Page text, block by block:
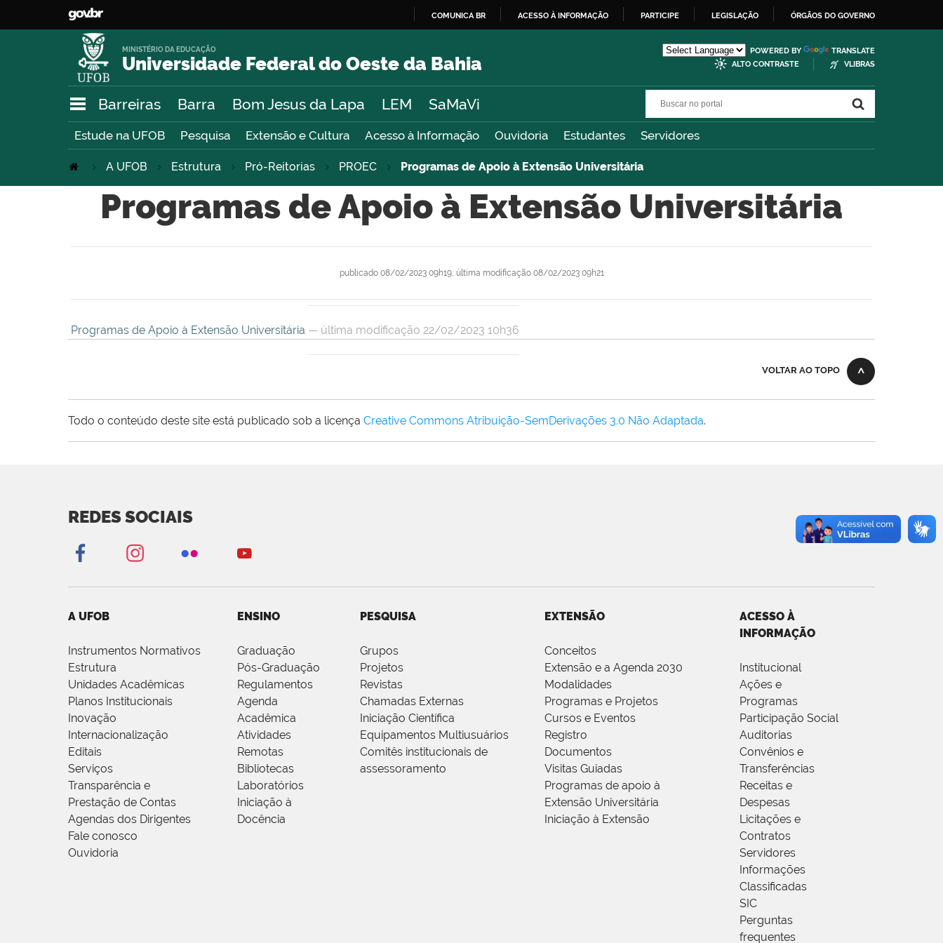
O
COMUNICA BR ACESSO À INFORMAÇÃO PARTICIPE LEGISLAÇÃO ÓRGÃOS DO GOVERNO
Universidade Federal do Oeste da Bahia
MINISTÉRIO DA EDUCAÇÃO POWERED BY
TRANSLATE
ALTO CONTRASTE
VLIBRAS
Barreiras Barra Bom Jesus da Lapa LEM SaMaVi
Estude na UFOB Pesquisa Extensão e Cultura Acesso à Informação Ouvidoria Estudantes Servidores
A UFOB Estrutura Pró-Reitorias PROEC Programas de Apoio à Extensão Universitária
Programas de Apoio à Extensão Universitária
publicado08/02/2023 09h19, última modificação08/02/2023 09h21
Programas de Apoio à Extensão Universitária — última modificação 22/02/2023 10h36
VOLTAR AO TOPO
Todo o conteúdo deste site está publicado sob a licença Creative Commons Atribuição-SemDerivações 3.0 Não Adaptada.
REDES SOCIAIS
A UFOB
Instrumentos Normativos
Estrutura
Unidades Acadêmicas
Planos Institucionais
Inovação
Internacionalização
Editais
Serviços
Transparência e
Prestação de Contas
Agendas dos Dirigentes
Fale conosco
Ouvidoria
ENSINO
Graduação
Pós-Graduação
Regulamentos
Agenda
Acadêmica
Atividades
Remotas
Bibliotecas
Laboratórios
Iniciação à
Docência
PESQUISA
Grupos
Projetos
Revistas
Chamadas Externas
Iniciação Científica
Equipamentos Multiusuários
Comitês institucionais de
assessoramento
EXTENSÃO
Conceitos
Extensão e a Agenda 2030
Modalidades
Programas e Projetos
Cursos e Eventos
Registro
Documentos
Visitas Guiadas
Programas de apoio à
Extensão Universitária
Iniciação à Extensão
ACESSO À
INFORMAÇÃO
Institucional
Ações e
Programas
Participação Social
Auditorias
Convênios e
Transferências
Receitas e
Despesas
Licitações e
Contratos
Servidores
Informações
Classificadas
SIC
Perguntas
frequentes